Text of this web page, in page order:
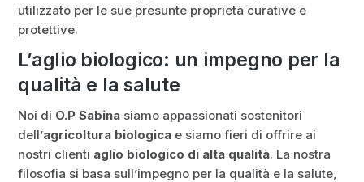
utilizzato per le sue presunte proprietà curative e
protettive.
L’aglio biologico: un impegno per la
qualità e la salute
Noi di O.P Sabina siamo appassionati sostenitori
dell’agricoltura biologica e siamo fieri di offrire ai
nostri clienti aglio biologico di alta qualità. La nostra
filosofia si basa sull’impegno per la qualità e la salute,